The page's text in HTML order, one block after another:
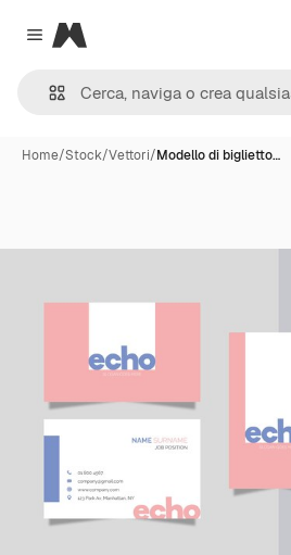
Close menu
Magnific
Home/Stock/Vettori/Modello di biglietto…